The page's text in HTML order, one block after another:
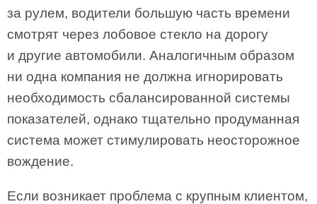
за рулем, водители большую часть времени
смотрят через лобовое стекло на дорогу
и другие автомобили. Аналогичным образом
ни одна компания не должна игнорировать
необходимость сбалансированной системы
показателей, однако тщательно продуманная
система может стимулировать неосторожное
вождение.
Если возникает проблема с крупным клиентом,